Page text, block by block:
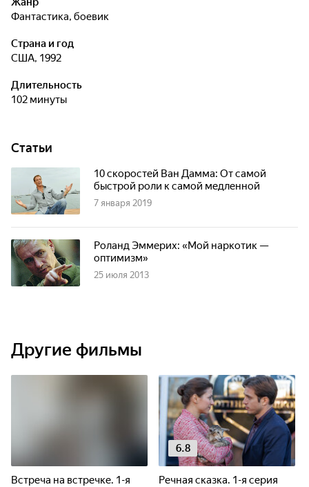
фантастика, боевик
Страна и год
США, 1992
Длительность
102 минуты
Статьи
10 скоростей Ван Дамма: От самой
быстрой роли к самой медленной
7 января 2019
Роланд Эммерих: «Мой наркотик —
оптимизм»
25 июля 2013
Другие фильмы
Встреча на встречке. 1-я
6.8
Речная сказка. 1-я серия